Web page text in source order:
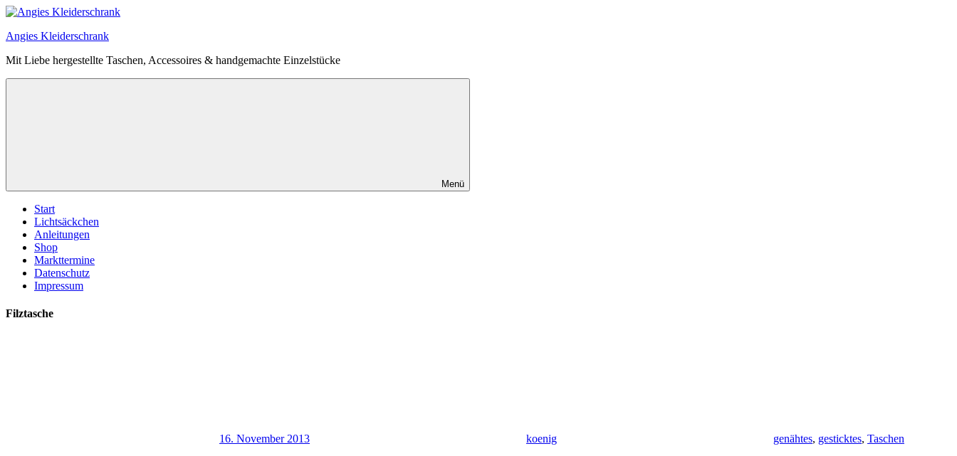
Zum
springen
Angies Kleiderschrank
Mit Liebe hergestellte Taschen, Accessoires & handgemachte Einzelstücke
Menü
Start
Lichtsäckchen
Anleitungen
Shop
Markttermine
Datenschutz
Impressum
Filztasche
16. November 2013 koenig genähtes, gesticktes, Taschen